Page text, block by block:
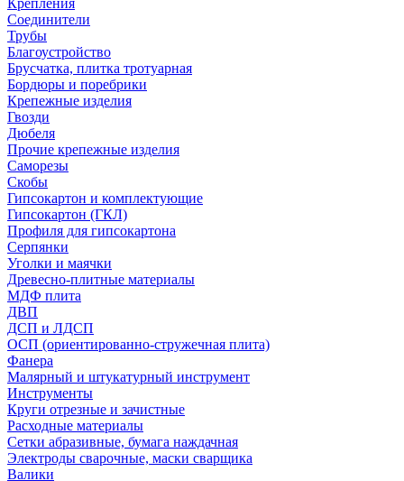
Крепления
Соединители
Трубы
Благоустройство
Брусчатка, плитка тротуарная
Бордюры и поребрики
Крепежные изделия
Гвозди
Дюбеля
Прочие крепежные изделия
Саморезы
Скобы
Гипсокартон и комплектующие
Гипсокартон (ГКЛ)
Профиля для гипсокартона
Серпянки
Уголки и маячки
Древесно-плитные материалы
МДФ плита
ДВП
ДСП и ЛДСП
ОСП (ориентированно-стружечная плита)
Фанера
Малярный и штукатурный инструмент
Инструменты
Круги отрезные и зачистные
Расходные материалы
Сетки абразивные, бумага наждачная
Электроды сварочные, маски сварщика
Валики